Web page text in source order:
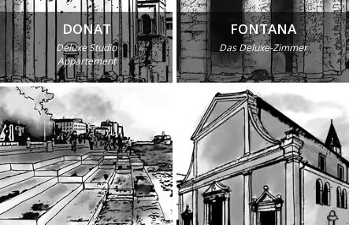
DONAT
Deluxe Studio
Appartement
FONTANA
Das Deluxe-Zimmer